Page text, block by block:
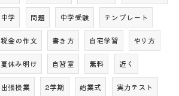
中学 問題 中学受験 テンプレート
税金の作文 書き方 自宅学習 やり方
夏休み明け 自習室 無料 近く
出張授業 2学期 始業式 実力テスト